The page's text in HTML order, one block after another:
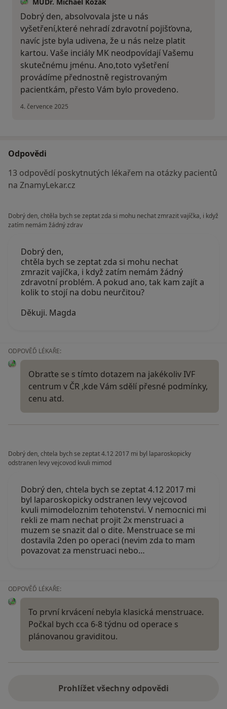
Dobrý den, absolvovala jste u nás
vyšetření,které nehradí zdravotní pojišťovna,
navíc jste byla udivena, že u nás nelze platit
kartou. Vaše inciály MK neodpovídají Vašemu
skutečnému jménu. Ano,toto vyšetření
provádíme přednostně registrovaným
pacientkám, přesto Vám bylo provedeno.
4. července 2025
Odpovědi
13 odpovědí poskytnutých lékařem na otázky pacientů
na ZnamyLekar.cz
Dobrý den, chtěla bych se zeptat zda si mohu nechat zmrazit vajíčka, i když
zatím nemám žádný zdrav
Dobrý den,
chtěla bych se zeptat zda si mohu nechat
zmrazit vajíčka, i když zatím nemám žádný
zdravotní problém. A pokud ano, tak kam zajít a
kolik to stojí na dobu neurčitou?
Děkuji. Magda
ODPOVĚĎ LÉKAŘE:
Obraťte se s tímto dotazem na jakékoliv IVF
centrum v ČR ,kde Vám sdělí přesné podmínky,
cenu atd.
Dobrý den, chtela bych se zeptat 4.12 2017 mi byl laparoskopicky
odstranen levy vejcovod kvuli mimod
Dobrý den, chtela bych se zeptat 4.12 2017 mi
byl laparoskopicky odstranen levy vejcovod
kvuli mimodeloznim tehotenstvi. V nemocnici mi
rekli ze mam nechat projit 2x menstruaci a
muzem se snazit dal o dite. Menstruace se mi
dostavila 2den po operaci (nevim zda to mam
povazovat za menstruaci nebo…
ODPOVĚĎ LÉKAŘE:
To první krvácení nebyla klasická menstruace.
Počkal bych cca 6-8 týdnu od operace s
plánovanou graviditou.
Prohlížet všechny odpovědi